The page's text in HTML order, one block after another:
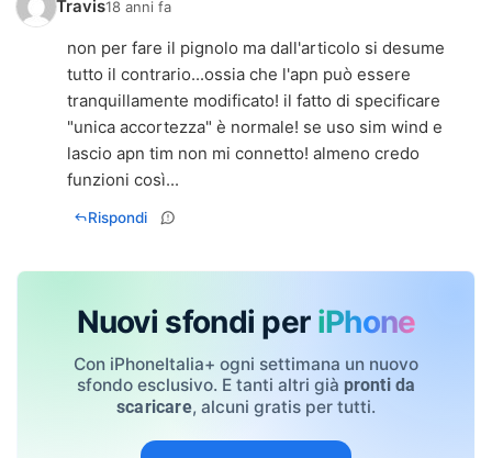
Travis18 anni fa
non per fare il pignolo ma dall'articolo si desume
tutto il contrario...ossia che l'apn può essere
tranquillamente modificato! il fatto di specificare
"unica accortezza" è normale! se uso sim wind e
lascio apn tim non mi connetto! almeno credo
funzioni così...
Rispondi
Nuovi sfondi per iPhone
Con iPhoneItalia+ ogni settimana un nuovo
sfondo esclusivo. E tanti altri già pronti da
scaricare, alcuni gratis per tutti.